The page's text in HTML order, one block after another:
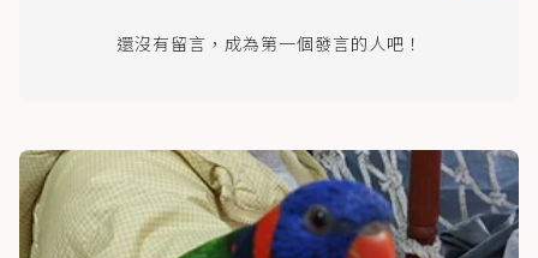
還沒有留言，成為第一個發言的人吧！